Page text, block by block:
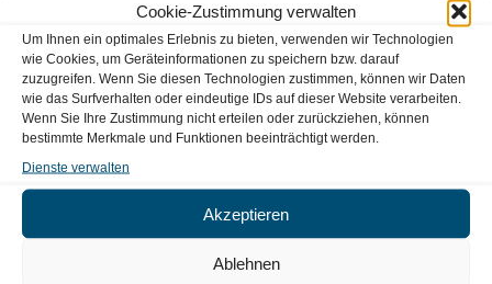
Cookie-Zustimmung verwalten
Um Ihnen ein optimales Erlebnis zu bieten, verwenden wir Technologien
wie Cookies, um Geräteinformationen zu speichern bzw. darauf
zuzugreifen. Wenn Sie diesen Technologien zustimmen, können wir Daten
wie das Surfverhalten oder eindeutige IDs auf dieser Website verarbeiten.
Wenn Sie Ihre Zustimmung nicht erteilen oder zurückziehen, können
bestimmte Merkmale und Funktionen beeinträchtigt werden.
Dienste verwalten
Akzeptieren
Ablehnen
September 2025
August 2025
Juni 2025
Mai 2025
März 2025
Standorte & Kontakt